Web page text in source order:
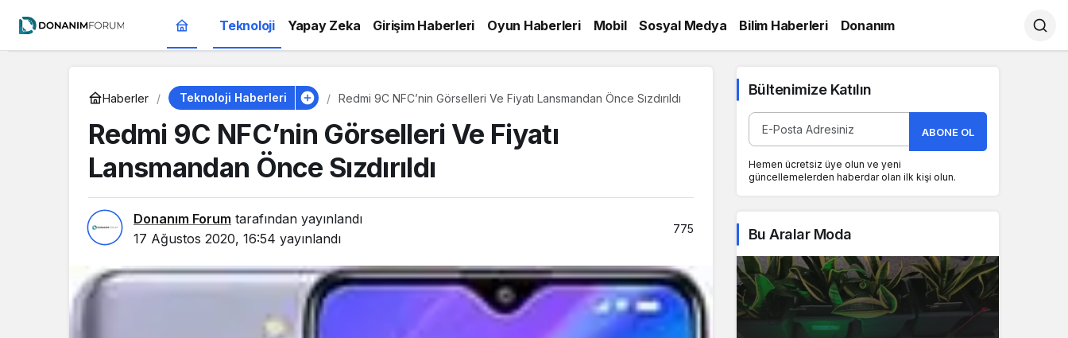
Teknoloji Yapay Zeka Girişim Haberleri Oyun Haberleri Mobil Sosyal Medya Bilim Haberleri Donanım
Haberler Teknoloji Haberleri Redmi 9C NFC’nin Görselleri Ve Fiyatı Lansmandan Önce Sızdırıldı
Redmi 9C NFC’nin Görselleri Ve Fiyatı
Lansmandan Önce Sızdırıldı
Donanım Forum tarafından yayınlandı
17 Ağustos 2020, 16:54 yayınlandı
775
Bültenimize Katılın
ABONE OL
Hemen ücretsiz üye olun ve yeni
güncellemelerden haberdar olan ilk kişi olun.
Bu Aralar Moda